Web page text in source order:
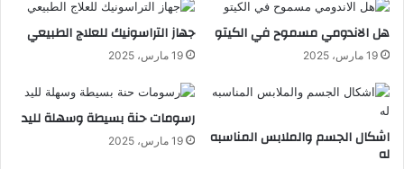
هل الاندومي مسموح في الكيتو
19 مارس، 2025
جهاز التراسونيك للعلاج الطبيعي
19 مارس، 2025
اشكال الجسم والملابس المناسبه
له
رسومات حنة بسيطة وسهلة لليد
19 مارس، 2025